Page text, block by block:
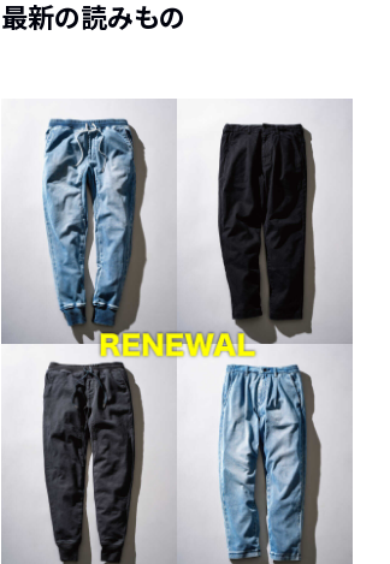
最新の読みもの